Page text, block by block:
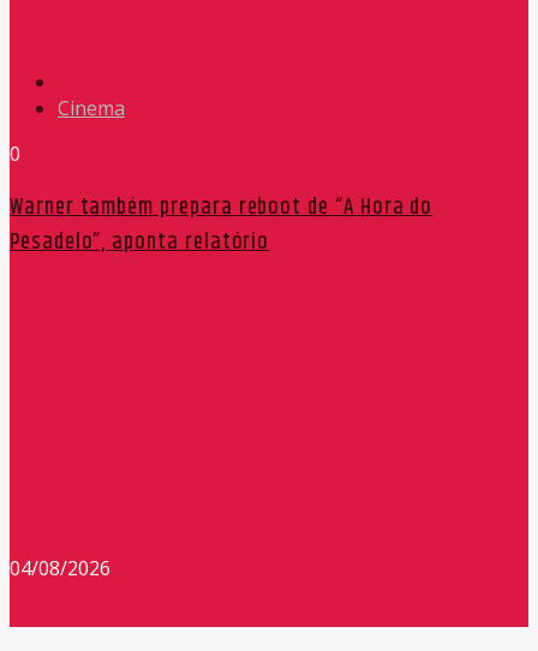
Cinema
0
Warner também prepara reboot de “A Hora do
Pesadelo”, aponta relatório
04/08/2026